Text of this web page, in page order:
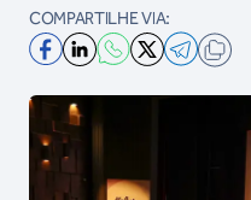
COMPARTILHE VIA: